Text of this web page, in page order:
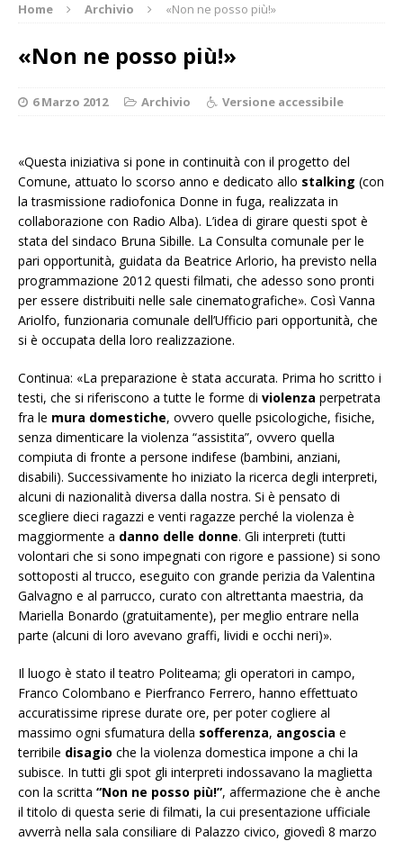
Home Archivio «Non ne posso più!»
«Non ne posso più!»
6 Marzo 2012 Archivio Versione accessibile
«Questa iniziativa si pone in continuità con il progetto del
Comune, attuato lo scorso anno e dedicato allo stalking (con
la trasmissione radiofonica Donne in fuga, realizzata in
collaborazione con Radio Alba). L’idea di girare questi spot è
stata del sindaco Bruna Sibille. La Consulta comunale per le
pari opportunità, guidata da Beatrice Arlorio, ha previsto nella
programmazione 2012 questi filmati, che adesso sono pronti
per essere distribuiti nelle sale cinematografiche». Così Vanna
Ariolfo, funzionaria comunale dell’Ufficio pari opportunità, che
si è occupata della loro realizzazione.
Continua: «La preparazione è stata accurata. Prima ho scritto i
testi, che si riferiscono a tutte le forme di violenza perpetrata
fra le mura domestiche, ovvero quelle psicologiche, fisiche,
senza dimenticare la violenza “assistita”, ovvero quella
compiuta di fronte a persone indifese (bambini, anziani,
disabili). Successivamente ho iniziato la ricerca degli interpreti,
alcuni di nazionalità diversa dalla nostra. Si è pensato di
scegliere dieci ragazzi e venti ragazze perché la violenza è
maggiormente a danno delle donne. Gli interpreti (tutti
volontari che si sono impegnati con rigore e passione) si sono
sottoposti al trucco, eseguito con grande perizia da Valentina
Galvagno e al parrucco, curato con altrettanta maestria, da
Mariella Bonardo (gratuitamente), per meglio entrare nella
parte (alcuni di loro avevano graffi, lividi e occhi neri)».
Il luogo è stato il teatro Politeama; gli operatori in campo,
Franco Colombano e Pierfranco Ferrero, hanno effettuato
accuratissime riprese durate ore, per poter cogliere al
massimo ogni sfumatura della sofferenza, angoscia e
terribile disagio che la violenza domestica impone a chi la
subisce. In tutti gli spot gli interpreti indossavano la maglietta
con la scritta “Non ne posso più!”, affermazione che è anche
il titolo di questa serie di filmati, la cui presentazione ufficiale
avverrà nella sala consiliare di Palazzo civico, giovedì 8 marzo